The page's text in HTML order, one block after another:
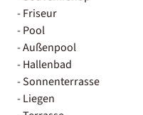
- Friseur
- Pool
- Außenpool
- Hallenbad
- Sonnenterrasse
- Liegen